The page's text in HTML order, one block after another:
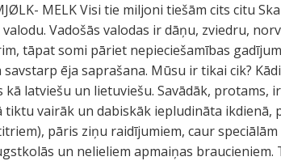
MELK Visi tie miljoni tiešām cits citu
Vadošās valodas ir dāņu, zviedru,
tāpat somi pāriet nepieciešamības
ēja saprašana. Mūsu ir tikai cik?
latviešu un lietuviešu. Savādāk, protams,
tiktu vairāk un dabiskāk iepludināta ikdienā,
pāris ziņu raidījumiem, caur
un nelieliem apmaiņas